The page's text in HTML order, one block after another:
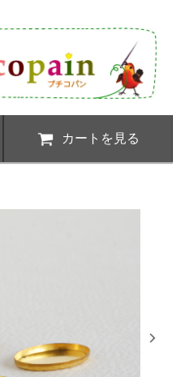
カートを見る